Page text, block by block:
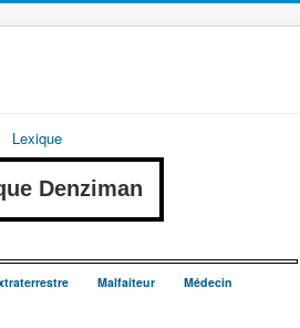
Lexique
Denziman
Malfaiteur Médecin